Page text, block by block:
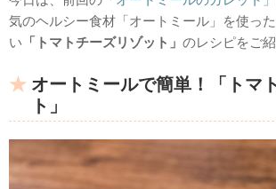
気のヘルシー食材「オートミール」を使っ
い 「トマトチーズリゾット」 のレシピをご紹
オートミールで簡単！「トマ
ト」